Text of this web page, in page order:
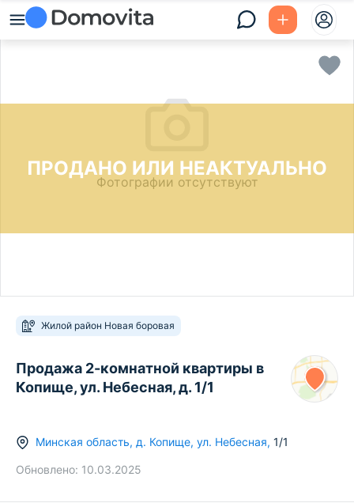
ПРОДАНО ИЛИ НЕАКТУАЛЬНО
Фотографии отсутствуют
Жилой район Новая боровая
Продажа 2-комнатной квартиры в
Копище, ул. Небесная, д. 1/1
Минская область, д. Копище, ул. Небесная, 1/1
Обновлено: 10.03.2025